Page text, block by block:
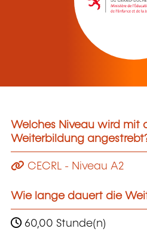
Welches Niveau wird mit
Weiterbildung
CECRL - Niveau A2
Wie lange dauert die
60,00 Stunde(n)